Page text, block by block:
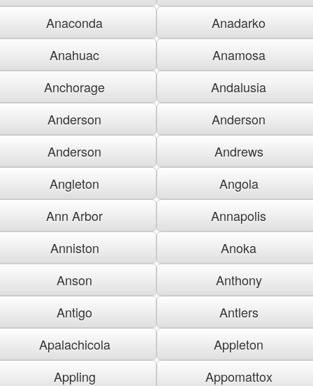
Anaconda
Anadarko
Anahuac
Anamosa
Anchorage
Andalusia
Anderson
Anderson
Anderson
Andrews
Angleton
Angola
Ann Arbor
Annapolis
Anniston
Anoka
Anson
Anthony
Antigo
Antlers
Apalachicola
Appleton
Appling
Appomattox